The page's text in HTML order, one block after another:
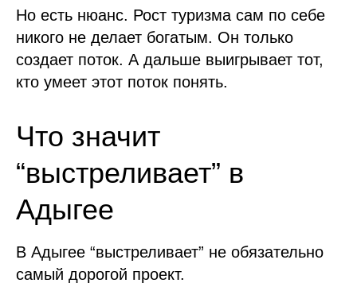
Но есть нюанс. Рост туризма сам по себе
никого не делает богатым. Он только
создает поток. А дальше выигрывает тот,
кто умеет этот поток понять.
Что значит
“выстреливает” в
Адыгее
В Адыгее “выстреливает” не обязательно
самый дорогой проект.